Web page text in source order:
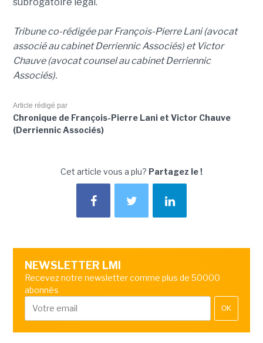
subrogatoire légal.
Tribune co-rédigée par François-Pierre Lani (avocat
associé au cabinet Derriennic Associés) et Victor
Chauve (avocat counsel au cabinet Derriennic
Associés).
Article rédigé par
Chronique de François-Pierre Lani et Victor Chauve
(Derriennic Associés)
Cet article vous a plu? Partagez le !
NEWSLETTER LMI
Recevez notre newsletter comme plus de 50000
abonnés
OK